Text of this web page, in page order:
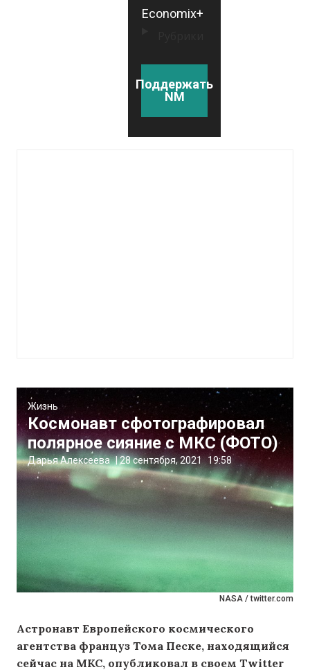
Economix+
Поддержать
NM
NASA / twitter.com
Жизнь
Космонавт сфотографировал
полярное сияние с МКС (ФОТО)
Дарья Алексеева |28 сентября, 2021 19:58
Астронавт Европейского космического
агентства француз Тома Песке, находящийся
сейчас на МКС, опубликовал в своем Twitter